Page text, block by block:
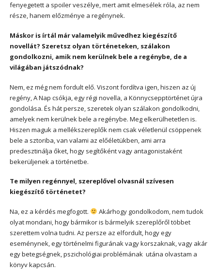
fenyegetett a spoiler veszélye, mert amit elmesélek róla, az nem
része, hanem előzménye a regénynek.
Máskor is írtál már valamelyik művedhez kiegészítő
novellát? Szeretsz olyan történeteken, szálakon
gondolkozni, amik nem kerülnek bele a regénybe, de a
világában játszódnak?
Nem, ez még nem fordult elő. Viszont fordítva igen, hiszen az új
regény, A Nap csókja, egy régi novella, a Könnycsepptörténet újra
gondolása. És hát persze, szeretek olyan szálakon gondolkodni,
amelyek nem kerülnek bele a regénybe. Meg elkerülhetetlen is.
Hiszen maguk a mellékszereplők nem csak véletlenül csöppenek
bele a sztoriba, van valami az előéletükben, ami arra
predesztinálja őket, hogy segítőként vagy antagonistaként
bekerüljenek a történetbe.
Te milyen regénnyel, szereplővel olvasnál szívesen
kiegészítő történetet?
Na, ez a kérdés megfogott.
Akárhogy gondolkodom, nem tudok
olyat mondani, hogy bármikor is bármelyik szereplőről többet
szerettem volna tudni. Az persze az elfordult, hogy egy
eseménynek, egy történelmi figurának vagy korszaknak, vagy akár
egy betegségnek, pszichológiai problémának utána olvastam a
könyv kapcsán.